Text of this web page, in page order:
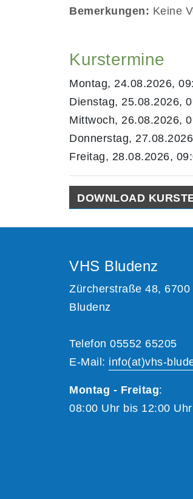
Bemerkungen: Keine
Kurstermine
Montag, 24.08.2026,
Dienstag, 25.08.2026,
Mittwoch, 26.08.2026,
Donnerstag,
Freitag, 28.08.2026,
DOWNLOAD
VHS Bludenz
Zürcherstraße 48, 6700
Bludenz
Telefon 05552 65205
E-Mail: info(at)vhs-
Montag - Freitag:
08:00 Uhr bis 12:00 Uhr